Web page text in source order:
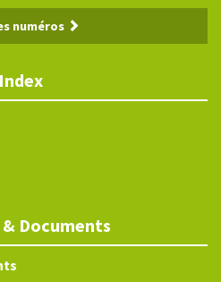
numéros
Index
& Documents